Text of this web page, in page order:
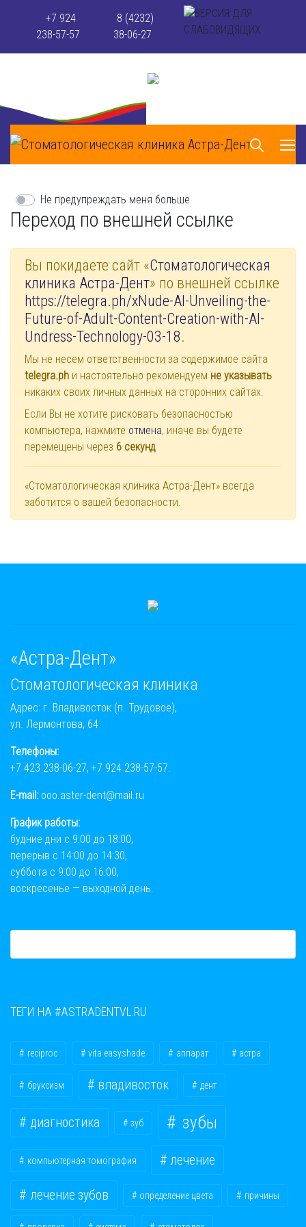
+7 924
238-57-57
8 (4232)
38-06-27
Переход по внешней ссылке
Не предупреждать меня больше
Вы покидаете сайт «Стоматологическая
клиника Астра-Дент» по внешней ссылке
https://telegra.ph/xNude-AI-Unveiling-the-
Future-of-Adult-Content-Creation-with-AI-
Undress-Technology-03-18.
Мы не несем ответственности за содержимое сайта
telegra.ph и настоятельно рекомендуем не указывать
никаких своих личных данных на сторонних сайтах.
Если Вы не хотите рисковать безопасностью
компьютера, нажмите отмена, иначе вы будете
перемещены через 6 секунд
«Стоматологическая клиника Астра-Дент» всегда
заботится о вашей безопасности.
«Астра-Дент»
Стоматологическая клиника
Адрес: г. Владивосток (п. Трудовое),
ул. Лермонтова, 64
Телефоны:
+7 423 238-06-27, +7 924 238-57-57.
E-mail: ooo.aster-dent@mail.ru
График работы:
будние дни с 9:00 до 18:00,
перерыв с 14:00 до 14:30,
суббота с 9:00 до 16:00,
воскресенье — выходной день.
ТЕГИ НА #ASTRADENTVL.RU
reciproc vita easyshade аппарат астра
бруксизм владивосток дент
диагностика зуб зубы
компьютерная томография лечение
лечение зубов определение цвета причины